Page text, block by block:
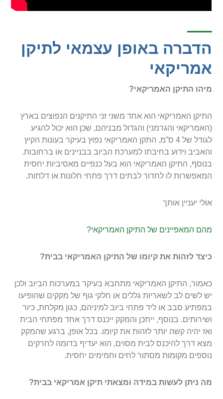
הדברה באופן עצמאי לתיקן
אמריקאי
מיהו התיקן האמריקאי?
התיקן האמריקאי הוא אחד משני זני התיקנים הנפוצים בארץ
(האמריקאי והגרמני) והגדול מבניהם, שכן הוא יכול להגיע
לגודל של 4 ס”מ. התקן האמריקאי נפוץ בעיקר בעונות הקיץ
והאביב וידוע בחיבתו למערכת הביוב בבניינים או ברחובות.
בנוסף, התיקן האמריקאי הוא בעל כנפיים מאסיביות יחסית
המאפשרות לו לחדור לבתים דרך פתחי חלונות או דלתות.
אולי יעניין אותך
מהם המאפיינים של התיקן האמריקאי?
כיצד לזהות את קיומו של התיקן האמריקאי בבית?
כאמור, התיקן האמריקאי מתחבא בעיקר במערכות הביוב ולכן
יש לשים לב לשאריות גללים או חלקי גוף של מקקים שהופיעו
במפתיע סבב או ליד פתחי ביוב למיניהם, כגון מקלחת, כיור
ושירותים. בנוסף, ייתכן והמקק ייכנס דרך אחד מפתחי הבית
ואז יהיה קשה יותר לזהות את קיומו. בכל אופן, ברגע שהמקק
מצא דרך להיכנס לבית מסוים, הוא יעדיף בדומה לחרקים
נוספים מקומות מסתור לחים וחמימים יחסית.
מה ניתן לעשות במידה ומצאתי תיקן אמריקאי בבית?